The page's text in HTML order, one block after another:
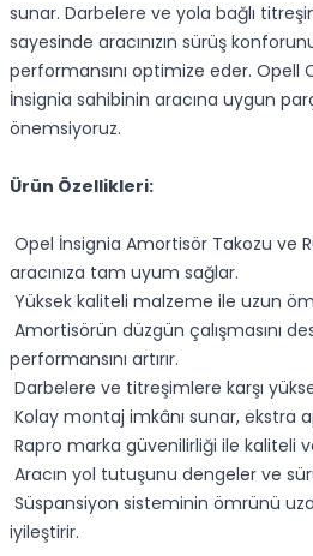
sunar. Darbelere ve yola bağlı
sayesinde aracınızın sürüş
performansını optimize eder. Opell
İnsignia sahibinin aracına uygun
önemsiyoruz.
Ürün Özellikleri:
Opel İnsignia Amortisör Takozu ve
aracınıza tam uyum sağlar.
Yüksek kaliteli malzeme ile uzun
Amortisörün düzgün çalışmasını
performansını artırır.
Darbelere ve titreşimlere karşı
Kolay montaj imkânı sunar, ekstra
Rapro marka güvenilirliği ile kaliteli
Aracın yol tutuşunu dengeler ve
Süspansiyon sisteminin ömrünü
iyileştirir.